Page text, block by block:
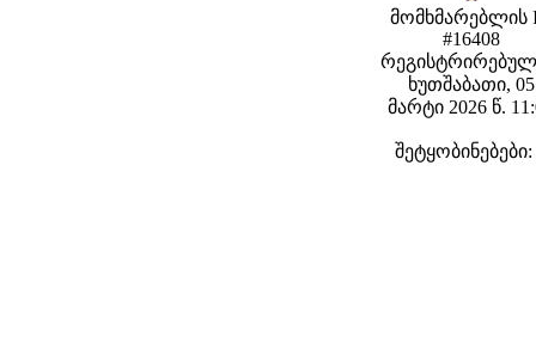
მომხმარებლის
#16408
ხუთშაბათი, 05
მარტი 2026 წ.
შეტყობინებები: